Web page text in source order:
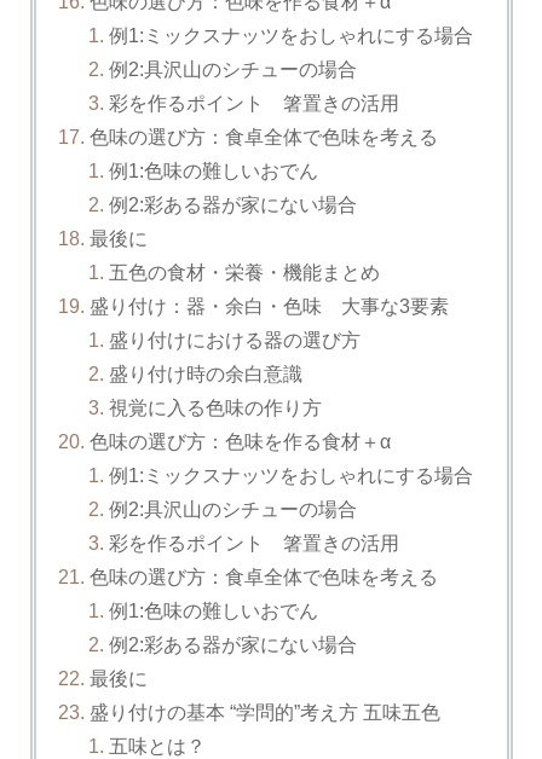
例1:ミックスナッツをおしゃれにする場合
例2:具沢山のシチューの場合
彩を作るポイント 箸置きの活用
色味の選び方：食卓全体で色味を考える
例1:色味の難しいおでん
例2:彩ある器が家にない場合
最後に
五色の食材・栄養・機能まとめ
盛り付け：器・余白・色味 大事な3要素
盛り付けにおける器の選び方
盛り付け時の余白意識
視覚に入る色味の作り方
色味の選び方：色味を作る食材＋α
例1:ミックスナッツをおしゃれにする場合
例2:具沢山のシチューの場合
彩を作るポイント 箸置きの活用
色味の選び方：食卓全体で色味を考える
例1:色味の難しいおでん
例2:彩ある器が家にない場合
最後に
盛り付けの基本 “学問的”考え方 五味五色
五味とは？